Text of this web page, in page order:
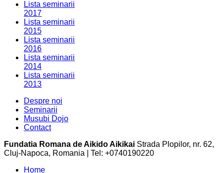
Lista seminarii
2017
Lista seminarii
2015
Lista seminarii
2016
Lista seminarii
2014
Lista seminarii
2013
Despre noi
Seminarii
Musubi Dojo
Contact
Fundatia Romana de Aikido Aikikai Strada Plopilor, nr. 62,
Cluj-Napoca, Romania | Tel: +0740190220
Home